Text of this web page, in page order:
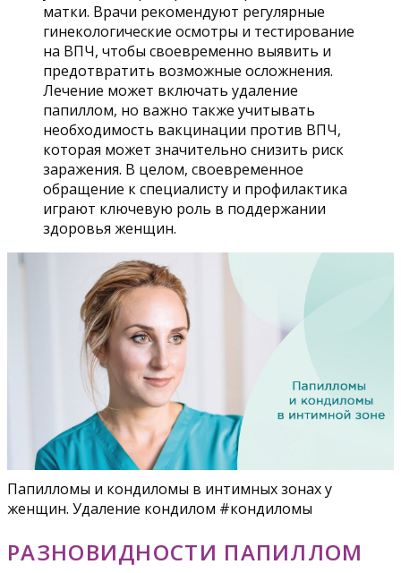
матки. Врачи рекомендуют регулярные
гинекологические осмотры и тестирование
на ВПЧ, чтобы своевременно выявить и
предотвратить возможные осложнения.
Лечение может включать удаление
папиллом, но важно также учитывать
необходимость вакцинации против ВПЧ,
которая может значительно снизить риск
заражения. В целом, своевременное
обращение к специалисту и профилактика
играют ключевую роль в поддержании
здоровья женщин.
Папилломы и кондиломы в интимных зонах у
женщин. Удаление кондилом #кондиломы
РАЗНОВИДНОСТИ ПАПИЛЛОМ